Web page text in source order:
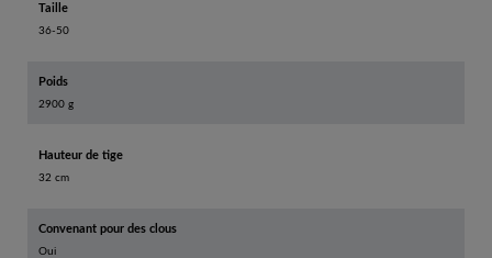
Taille
36-50
Poids
2900 g
Hauteur de tige
32 cm
Convenant pour des clous
Oui